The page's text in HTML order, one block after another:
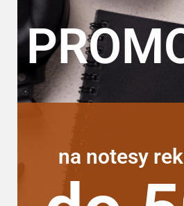
na notesy